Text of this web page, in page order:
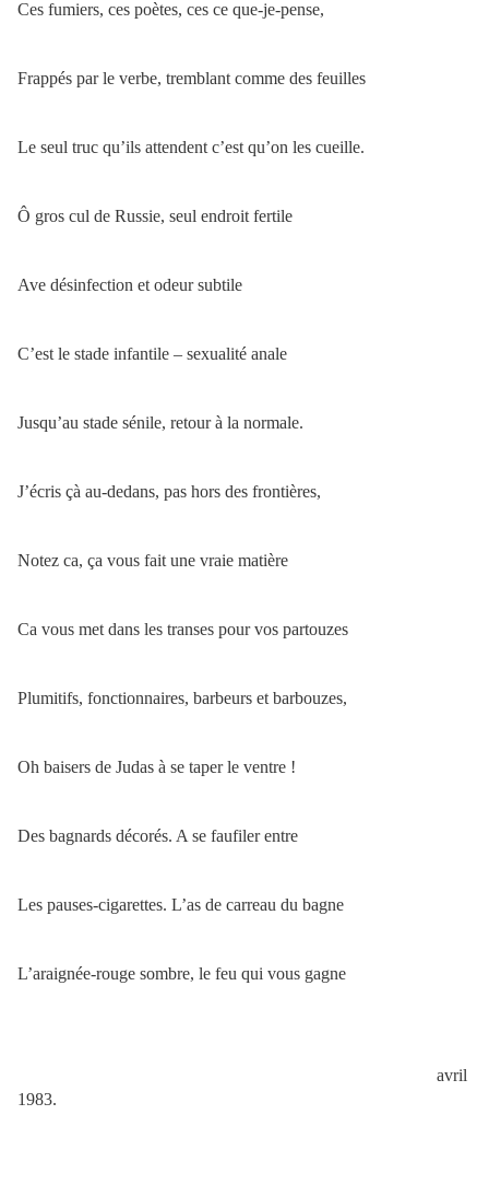
Ces fumiers, ces poètes, ces ce que-je-pense,
Frappés par le verbe, tremblant comme des feuilles
Le seul truc qu’ils attendent c’est qu’on les cueille.
Ô gros cul de Russie, seul endroit fertile
Ave désinfection et odeur subtile
C’est le stade infantile – sexualité anale
Jusqu’au stade sénile, retour à la normale.
J’écris çà au-dedans, pas hors des frontières,
Notez ca, ça vous fait une vraie matière
Ca vous met dans les transes pour vos partouzes
Plumitifs, fonctionnaires, barbeurs et barbouzes,
Oh baisers de Judas à se taper le ventre !
Des bagnards décorés. A se faufiler entre
Les pauses-cigarettes. L’as de carreau du bagne
L’araignée-rouge sombre, le feu qui vous gagne
avril
1983.